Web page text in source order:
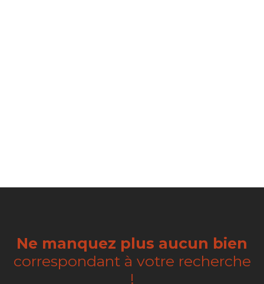
Ne manquez plus aucun bien
correspondant à votre recherche
!